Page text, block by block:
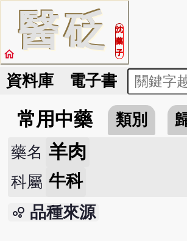
醫砭
沈
藥
子
home
資料庫 電子書
常用中藥 類別
藥名 羊肉
科屬 牛科
bubble_chart 品種來源